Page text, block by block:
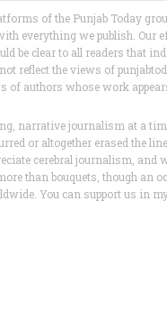
of the Punjab Today
everything we publish.
be clear to all readers
reflect the views of
authors whose work
narrative journalism at a
or altogether erased the
cerebral journalism,
than bouquets, though an
You can support us in